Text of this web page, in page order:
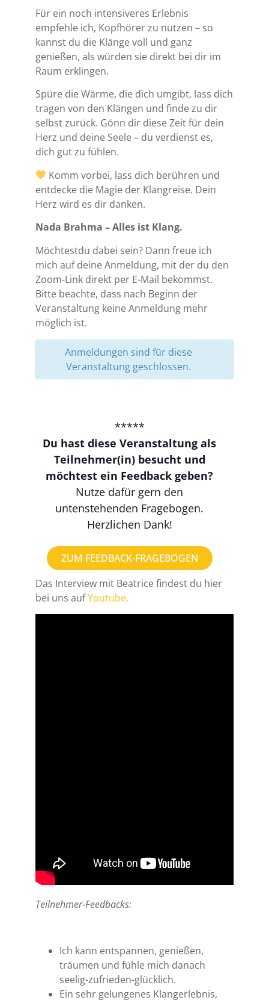
Für ein noch intensiveres Erlebnis
empfehle ich, Kopfhörer zu nutzen – so
kannst du die Klänge voll und ganz
genießen, als würden sie direkt bei dir im
Raum erklingen.
Spüre die Wärme, die dich umgibt, lass dich
tragen von den Klängen und finde zu dir
selbst zurück. Gönn dir diese Zeit für dein
Herz und deine Seele – du verdienst es,
dich gut zu fühlen.
Komm vorbei, lass dich berühren und
entdecke die Magie der Klangreise. Dein
Herz wird es dir danken.
Nada Brahma – Alles ist Klang.
Möchtestdu dabei sein? Dann freue ich
mich auf deine Anmeldung, mit der du den
Zoom-Link direkt per E-Mail bekommst.
Bitte beachte, dass nach Beginn der
Veranstaltung keine Anmeldung mehr
möglich ist.
Anmeldungen sind für diese
Veranstaltung geschlossen.
*****
Du hast diese Veranstaltung als
Teilnehmer(in) besucht und
möchtest ein Feedback geben?
Nutze dafür gern den
untenstehenden Fragebogen.
Herzlichen Dank!
ZUM FEEDBACK-FRAGEBOGEN
Das Interview mit Beatrice findest du hier
bei uns aufYoutube.
Teilnehmer-Feedbacks:
Ich kann entspannen, genießen,
träumen und fühle mich danach
seelig-zufrieden-glücklich.
Ein sehr gelungenes Klangerlebnis,